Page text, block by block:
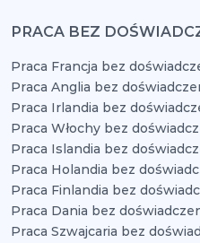
PRACA BEZ
Praca Francja bez
Praca Anglia bez
Praca Irlandia bez
Praca Włochy bez
Praca Islandia bez
Praca Holandia bez
Praca Finlandia bez
Praca Dania bez
Praca Szwajcaria bez